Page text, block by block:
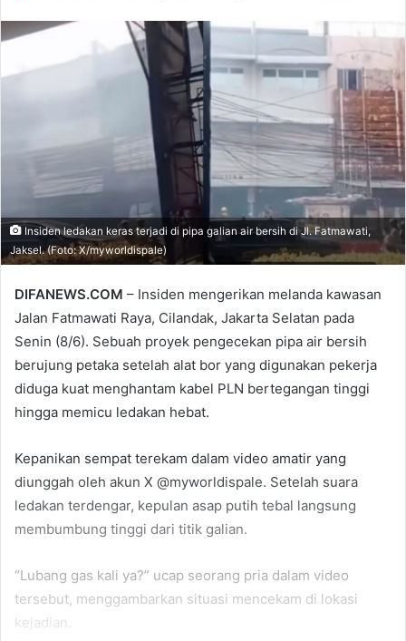
email
Insiden ledakan keras terjadi di pipa galian air bersih di Jl. Fatmawati,
Jaksel. (Foto: X/myworldispale)
DIFANEWS.COM – Insiden mengerikan melanda kawasan
Jalan Fatmawati Raya, Cilandak, Jakarta Selatan pada
Senin (8/6). Sebuah proyek pengecekan pipa air bersih
berujung petaka setelah alat bor yang digunakan pekerja
diduga kuat menghantam kabel PLN bertegangan tinggi
hingga memicu ledakan hebat.
Kepanikan sempat terekam dalam video amatir yang
diunggah oleh akun X @myworldispale. Setelah suara
ledakan terdengar, kepulan asap putih tebal langsung
membumbung tinggi dari titik galian.
“Lubang gas kali ya?” ucap seorang pria dalam video
tersebut, menggambarkan situasi mencekam di lokasi
kejadian.